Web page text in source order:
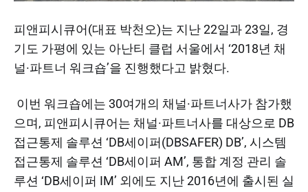
피앤피시큐어(대표 박천오)는 지난 22일과 23일, 경
기도 가평에 있는 아난티 클럽 서울에서 ‘2018년 채
널·파트너 워크숍’을 진행했다고 밝혔다.
이번 워크숍에는 30여개의 채널·파트너사가 참가했
으며, 피앤피시큐어는 채널·파트너사를 대상으로 DB
접근통제 솔루션 ‘DB세이퍼(DBSAFER) DB’, 시스템
접근통제 솔루션 ‘DB세이퍼 AM’, 통합 계정 관리 솔
루션 ‘DB세이퍼 IM’ 외에도 지난 2016년에 출시된 실